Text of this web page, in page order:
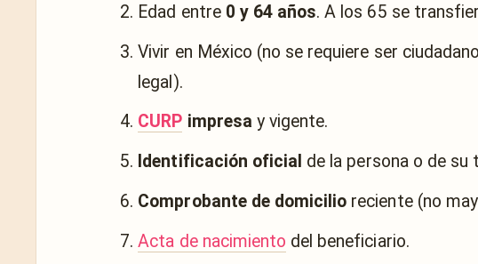
Edad entre 0 y 64 años. A los 65 se
Vivir en México (no se requiere ser
legal).
CURP impresa y vigente.
Identificación oficial de la persona o de su
Comprobante de domicilio reciente (no
Acta de nacimiento del beneficiario.